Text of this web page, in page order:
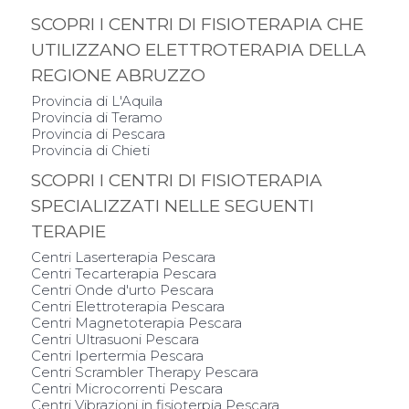
SCOPRI I CENTRI DI FISIOTERAPIA CHE
UTILIZZANO ELETTROTERAPIA DELLA
REGIONE ABRUZZO
Provincia di L'Aquila
Provincia di Teramo
Provincia di Pescara
Provincia di Chieti
SCOPRI I CENTRI DI FISIOTERAPIA
SPECIALIZZATI NELLE SEGUENTI
TERAPIE
Centri Laserterapia Pescara
Centri Tecarterapia Pescara
Centri Onde d'urto Pescara
Centri Elettroterapia Pescara
Centri Magnetoterapia Pescara
Centri Ultrasuoni Pescara
Centri Ipertermia Pescara
Centri Scrambler Therapy Pescara
Centri Microcorrenti Pescara
Centri Vibrazioni in fisioterpia Pescara